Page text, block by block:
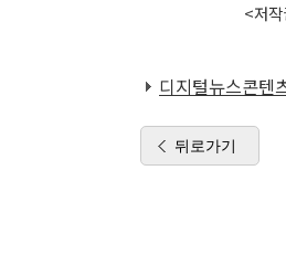
<저
디지털뉴스콘텐
뒤로가기